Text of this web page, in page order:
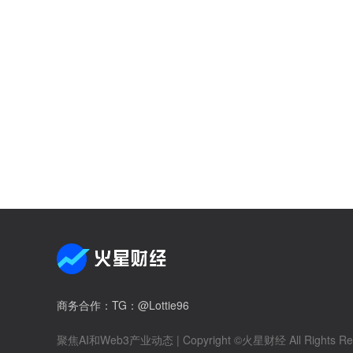
商务合作 ：TG：@Lottie96
聚焦AI和Web3产业动态 | Copyright ©火星财经 All Rights